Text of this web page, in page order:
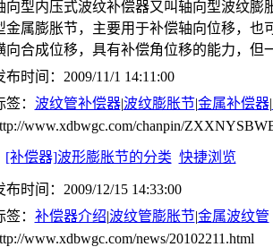
向型内压式波纹补偿器又叫轴向型波纹膨
金属膨胀节，主要用于补偿轴向位移，也
向合成位移，具有补偿角位移的能力，但
布时间：2009/11/1 14:11:00
签： 波纹管补偿器|波纹膨胀节|金属补偿器|
www.xdbwgc.com/chanpin/
[补偿器]波形膨胀节的分类 快捷浏览
布时间：2009/12/15 14:33:00
签： 补偿器介绍|波纹管膨胀节|金属波纹管
www.xdbwgc.com/news/20102211.html